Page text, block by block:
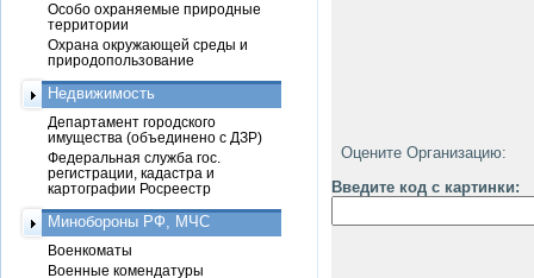
Оцените Организацию:
Введите код с картинки:
Особо охраняемые природные
территории
Охрана окружающей среды и
природопользование
Недвижимость
Департамент городского
имущества (объединено с ДЗР)
Федеральная служба гос.
регистрации, кадастра и
картографии Росреестр
Минобороны РФ, МЧС
Военкоматы
Военные комендатуры